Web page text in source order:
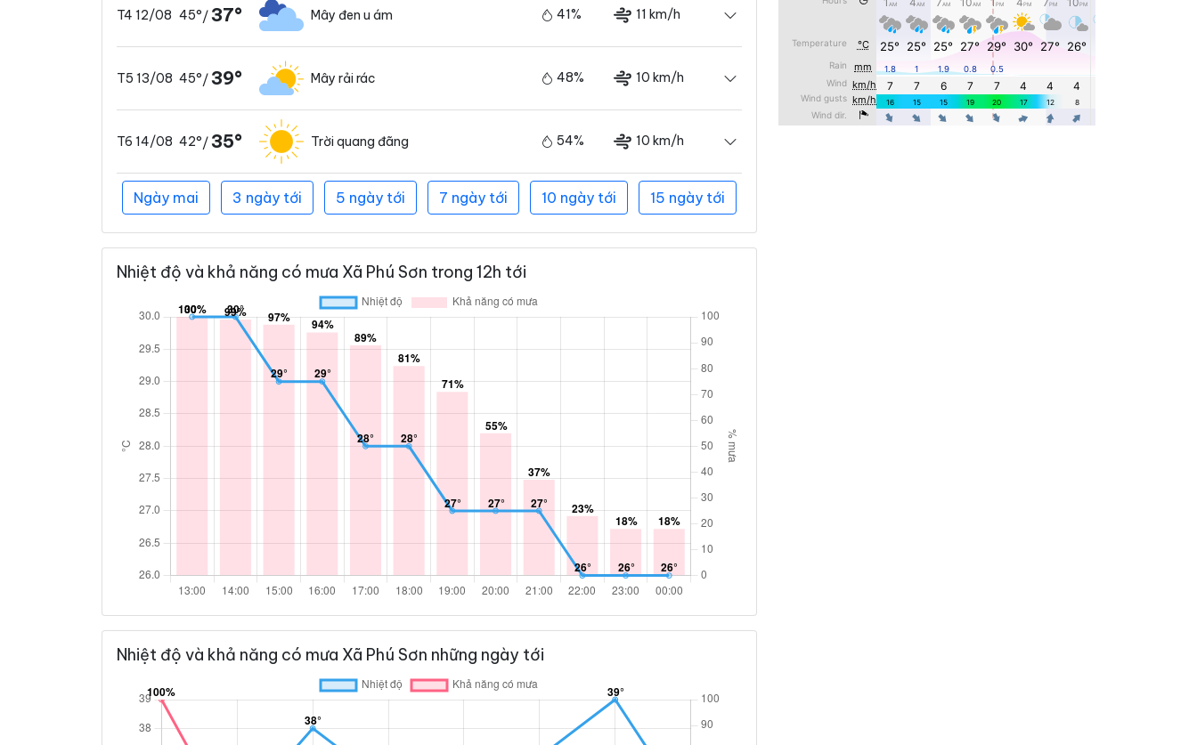
T4 12/08 45°/37° Mây đen u ám 41% 11 km/h
T5 13/08 45°/39° Mây rải rác 48% 10 km/h
T6 14/08 42°/35° Trời quang đãng 54% 10 km/h
Ngày mai 3 ngày tới 5 ngày tới 7 ngày tới 10 ngày tới 15 ngày tới
Nhiệt độ và khả năng có mưa Xã Phú Sơn trong 12h tới
Nhiệt độ và khả năng có mưa Xã Phú Sơn những ngày tới